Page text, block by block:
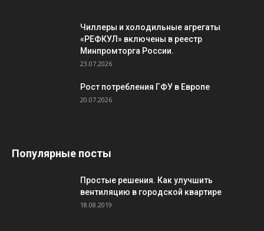
Чиллеры и холодильные агрегаты
«РЕФКУЛ» включены в реестр
Минпромторга России.
23.07.2026
Рост потребления ГФУ в Европе
20.07.2026
Популярные посты
Простые решения. Как улучшить
вентиляцию в городской квартире
18.08.2019